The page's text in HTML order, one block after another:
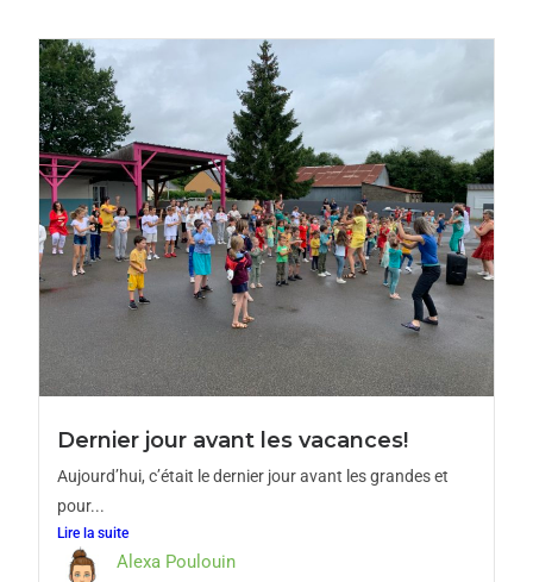
Dernier jour avant les vacances!
Aujourd’hui, c’était le dernier jour avant les grandes et
pour...
Lire la suite
Alexa Poulouin